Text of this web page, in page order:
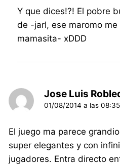
Y que dices!?! El pobre
de -jarl, ese maromo
mamasita- xDDD
Jose Luis
01/08/2014 a las 08:35
El juego ma parece
super elegantes y con
jugadores. Entra directo